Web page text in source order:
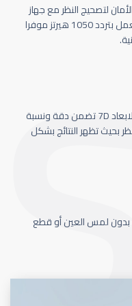
لتصحيج النظر مع جهاز
Schwind Amaris 1050 الذي يعمل بتردد 1050 هيرتز موفرا
كاميرا تتبع حركة العين سباعية الابعاد 7D تضمن دقة ونسبة
بحيث تظهر النتائج بشكل
بدون لمس العين أو قطع